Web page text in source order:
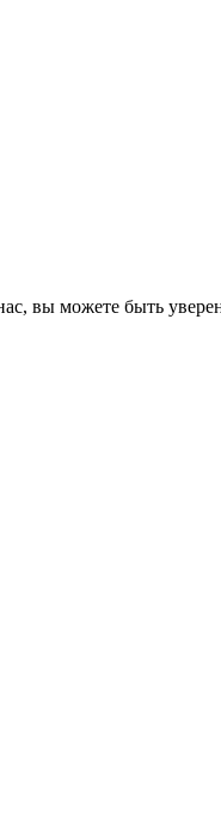
вы можете быть